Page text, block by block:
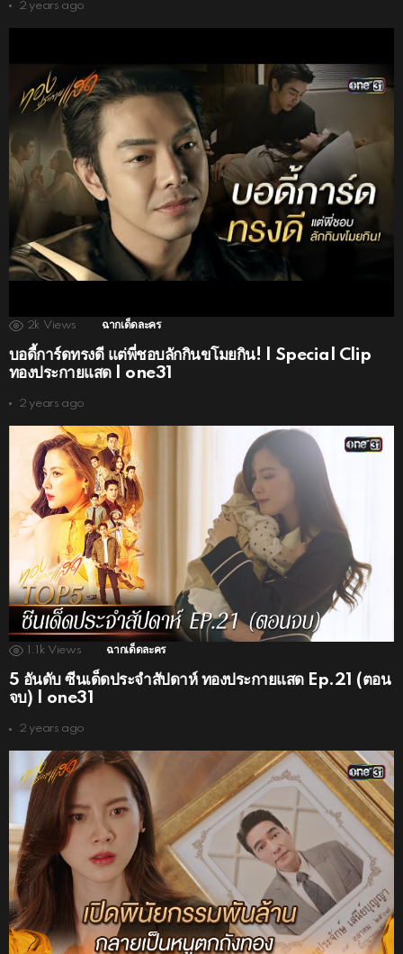
2 years ago
2k Views ฉากเด็ดละคร
บอดี้การ์ดทรงดี แต่พี่ชอบลักกินขโมยกิน! | Special Clip
ทองประกายแสด | one31
2 years ago
1.1k Views ฉากเด็ดละคร
5 อันดับ ซีนเด็ดประจำสัปดาห์ ทองประกายแสด Ep.21 (ตอน
จบ) | one31
2 years ago